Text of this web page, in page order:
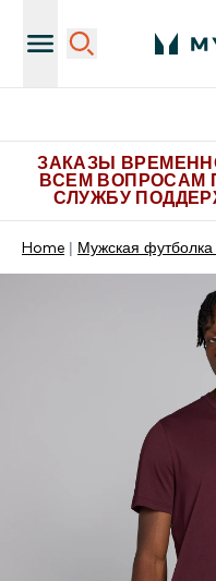
ЗАКАЗЫ
ВСЕМ ВОПРОСАМ
СЛУЖБУ
Home Мужская